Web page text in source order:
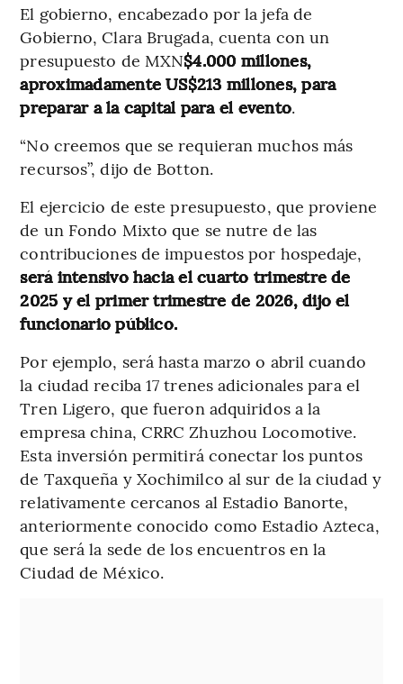
El gobierno, encabezado por la jefa de
Gobierno, Clara Brugada, cuenta con un
presupuesto de MXN$4.000 millones,
aproximadamente US$213 millones, para
preparar a la capital para el evento.
“No creemos que se requieran muchos más
recursos”, dijo de Botton.
El ejercicio de este presupuesto, que proviene
de un Fondo Mixto que se nutre de las
contribuciones de impuestos por hospedaje,
será intensivo hacia el cuarto trimestre de
2025 y el primer trimestre de 2026, dijo el
funcionario público.
Por ejemplo, será hasta marzo o abril cuando
la ciudad reciba 17 trenes adicionales para el
Tren Ligero, que fueron adquiridos a la
empresa china, CRRC Zhuzhou Locomotive.
Esta inversión permitirá conectar los puntos
de Taxqueña y Xochimilco al sur de la ciudad y
relativamente cercanos al Estadio Banorte,
anteriormente conocido como Estadio Azteca,
que será la sede de los encuentros en la
Ciudad de México.